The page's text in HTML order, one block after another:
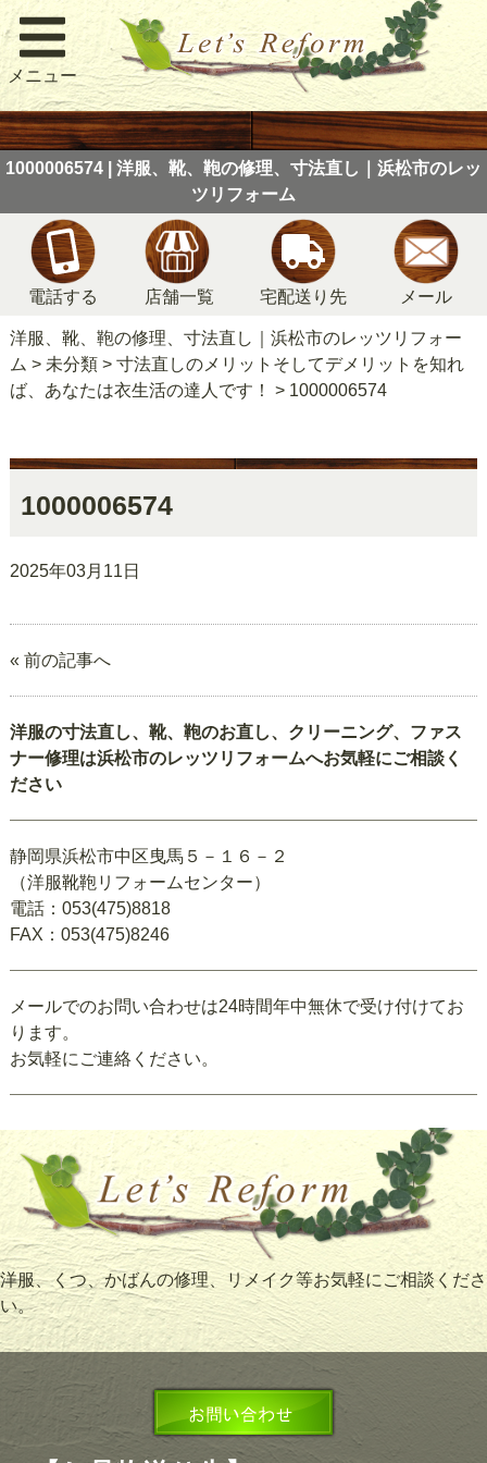
メニュー
1000006574 | 洋服、靴、鞄の修理、寸法直し｜浜松市のレッ
ツリフォーム
電話する 店舗一覧 宅配送り先 メール
洋服、靴、鞄の修理、寸法直し｜浜松市のレッツリフォー
ム > 未分類> 寸法直しのメリットそしてデメリットを知れ
ば、あなたは衣生活の達人です！
> 1000006574
1000006574
2025年03月11日
« 前の記事へ
洋服の寸法直し、靴、鞄のお直し、クリーニング、ファス
ナー修理は浜松市のレッツリフォームへお気軽にご相談く
ださい
静岡県浜松市中区曳馬５－１６－２
（洋服靴鞄リフォームセンター）
電話：053(475)8818
FAX：053(475)8246
メールでのお問い合わせは24時間年中無休で受け付けてお
ります。
お気軽にご連絡ください。
洋服、くつ、かばんの修理、リメイク等お気軽にご相談くださ
い。